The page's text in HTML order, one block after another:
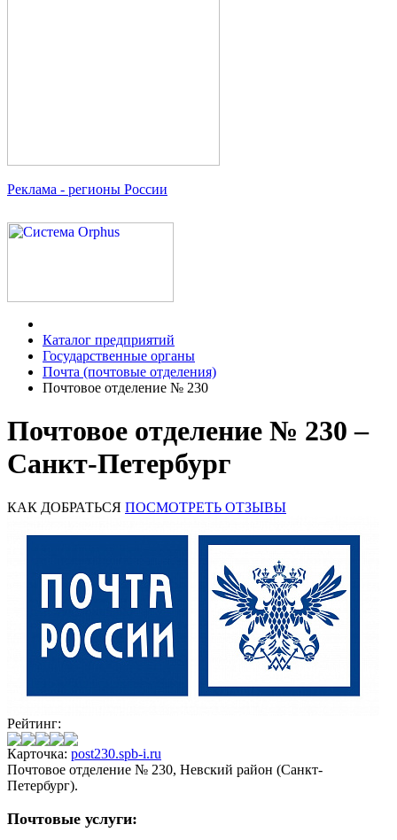
Реклама - регионы России
Каталог предприятий
Государственные органы
Почта (почтовые отделения)
Почтовое отделение № 230
Почтовое отделение № 230 –
Санкт-Петербург
КАК ДОБРАТЬСЯ ПОСМОТРЕТЬ ОТЗЫВЫ
Рейтинг:
Карточка: post230.spb-i.ru
Почтовое отделение № 230, Невский район (Санкт-
Петербург).
Почтовые услуги: